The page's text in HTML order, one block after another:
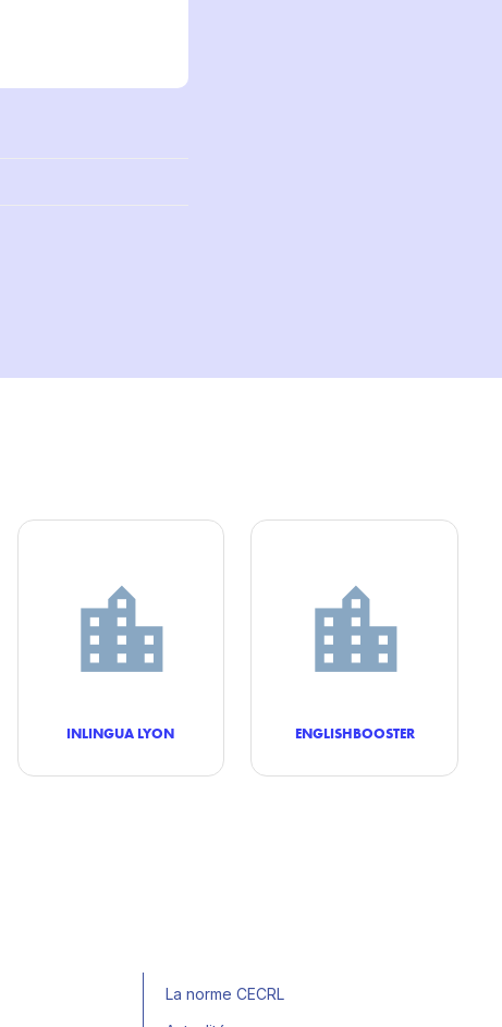
INLINGUA LYON ENGLISHBOOSTER
La norme CECRL